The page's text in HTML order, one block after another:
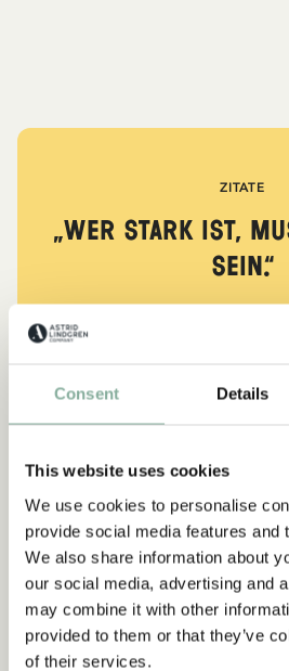
Consent Details
This website uses cookies
We use cookies to personalise
provide social media features and
We also share information about
our social media, advertising and
may combine it with other
provided to them or that they’ve
of their services.
ZITATE
„Wer stark ist,
sein.“
NEU
Abonnieren Sie
Newsletter und
% Rabatt!
Werden Sie Abonnent des
Newsletters und erhalten
Angebote sowie spannende
Lindgren. Zusätzlich erhalten
Ihren ersten